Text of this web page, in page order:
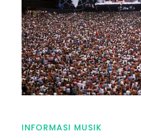
INFORMASI MUSIK